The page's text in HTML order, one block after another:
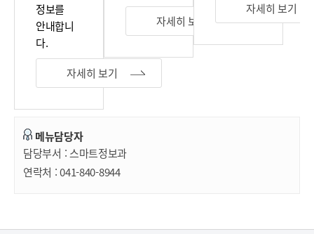
정보를
안내합니
다.
자세히 보기
자세히 보기
자세히 보기
메뉴담당자
담당부서 : 스마트정보과
연락처 :041-840-8944